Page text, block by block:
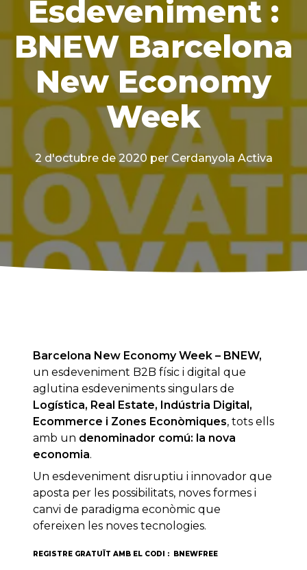
Esdeveniment :
BNEW Barcelona
New Economy
Week
2 d'octubre de 2020 per Cerdanyola Activa
Barcelona New Economy Week – BNEW,
un esdeveniment B2B físic i digital que
aglutina esdeveniments singulars de
Logística, Real Estate, Indústria Digital,
Ecommerce i Zones Econòmiques, tots ells
amb un denominador comú: la nova
economia.
Un esdeveniment disruptiu i innovador que
aposta per les possibilitats, noves formes i
canvi de paradigma econòmic que
ofereixen les noves tecnologies.
REGISTRE GRATUÏT AMB EL CODI : BNEWFREE